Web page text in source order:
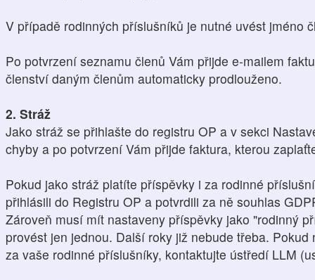
V případě rodinných příslušníků je nutné uvést jméno
Po potvrzení seznamu členů Vám přijde e-mailem
členství daným členům automaticky prodlouženo.
2. Stráž
Jako stráž se přihlašte do registru OP a v sekci
chyby a po potvrzení Vám přijde faktura, kterou
Pokud jako stráž platíte příspěvky i za rodinné
přihlásili do Registru OP a potvrdili za ně souhlas
Zároveň musí mít nastaveny příspěvky jako "rodinný
provést jen jednou. Další roky již nebude třeba.
za vaše rodinné příslušníky, kontaktujte ústředí LLM